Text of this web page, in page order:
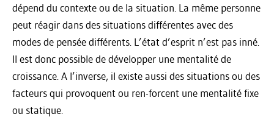
dépend du contexte ou de la situation. La même personne
peut réagir dans des situations différentes avec des
modes de pensée différents. L’état d’esprit n’est pas inné.
Il est donc possible de développer une mentalité de
croissance. A l’inverse, il existe aussi des situations ou des
facteurs qui provoquent ou ren-forcent une mentalité fixe
ou statique.